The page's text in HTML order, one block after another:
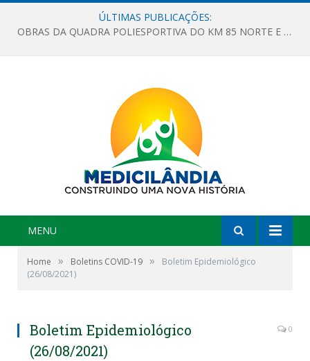
ÚLTIMAS PUBLICAÇÕES:
OBRAS DA QUADRA POLIESPORTIVA DO KM 85 NORTE E DA ESCOLA GASPAR VIANA AVANÇAM
MENU
Home » Boletins COVID-19 »
Boletim Epidemiológico
(26/08/2021)
Boletim Epidemiológico
(26/08/2021)
0